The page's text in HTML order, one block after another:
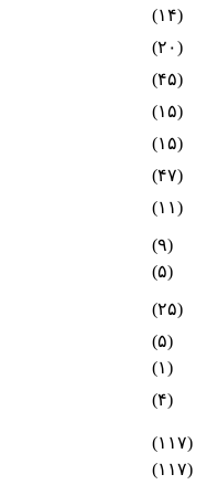
(۱۴)
(۲۰)
(۴۵)
(۱۵)
(۱۵)
(۴۷)
(۱۱)
(۹)
(۵)
(۲۵)
(۵)
(۱)
(۴)
(۱۱۷)
(۱۱۷)